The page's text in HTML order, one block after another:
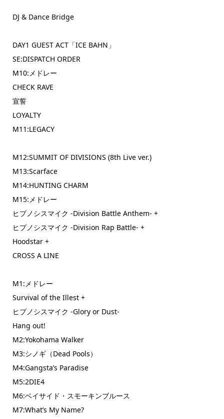
DJ & Dance Bridge
DAY1 GUEST ACT「ICE BAHN」
SE:DISPATCH ORDER
M10:メドレー
CHECK RAVE
宣誓
LOYALTY
M11:LEGACY
M12:SUMMIT OF DIVISIONS (8th Live ver.)
M13:Scarface
M14:HUNTING CHARM
M15:メドレー
ヒプノシスマイク -Division Battle Anthem- +
ヒプノシスマイク -Division Rap Battle- +
Hoodstar +
CROSS A LINE
M1:メドレー
Survival of the Illest +
ヒプノシスマイク -Glory or Dust-
Hang out!
M2:Yokohama Walker
M3:シノギ（Dead Pools）
M4:Gangsta’s Paradise
M5:2DIE4
M6:ベイサイド・スモーキンブルース
M7:What’s My Name?